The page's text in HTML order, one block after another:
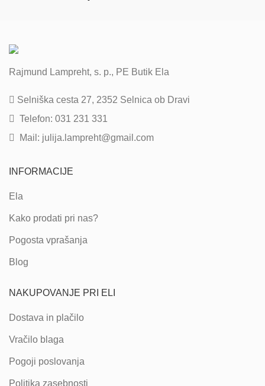
Rajmund Lampreht, s. p., PE Butik Ela
Selniška cesta 27, 2352 Selnica ob Dravi
Telefon: 031 231 331
Mail: julija.lampreht@gmail.com
INFORMACIJE
Ela
Kako prodati pri nas?
Pogosta vprašanja
Blog
NAKUPOVANJE PRI ELI
Dostava in plačilo
Vračilo blaga
Pogoji poslovanja
Politika zasebnosti